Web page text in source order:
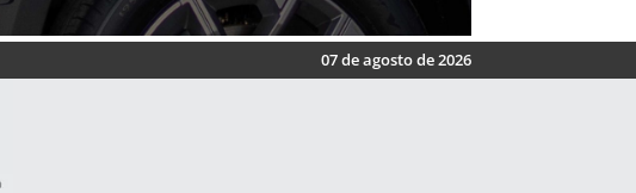
07 de agosto de 2026